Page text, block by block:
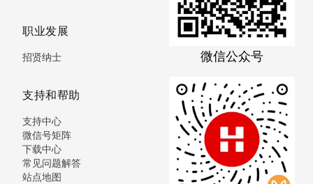
职业发展
招贤纳士
支持和帮助
支持中心
微信号矩阵
下载中心
常见问题解答
站点地图
微信公众号